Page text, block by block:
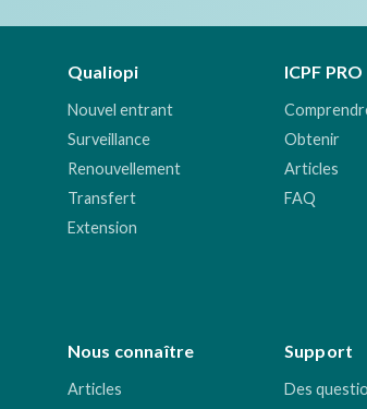
Qualiopi
Nouvel entrant
Surveillance
Renouvellement
Transfert
Extension
ICPF PRO
Obtenir
Articles
FAQ
Nous connaître
Articles
Support
Des